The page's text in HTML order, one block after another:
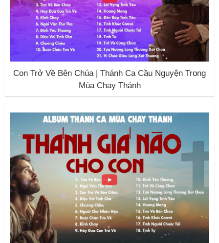
Con Trở Về Bên Chúa | Thánh Ca Cầu Nguyện Trong
Mùa Chay Thánh